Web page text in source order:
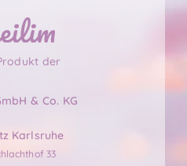
der
& Co. KG
Karlsruhe
33